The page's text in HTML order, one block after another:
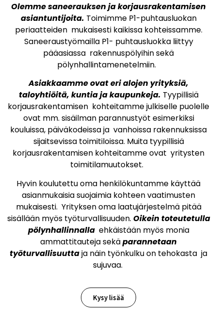
Olemme saneerauksen ja korjausrakentamisen
asiantuntijoita. Toimimme P1-puhtausluokan
periaatteiden mukaisesti kaikissa kohteissamme.
Saneeraustyömailla P1- puhtausluokka liittyy
pääasiassa rakennuspölyihin sekä
pölynhallintamenetelmiin.
Asiakkaamme ovat eri alojen yrityksiä,
taloyhtiöitä, kuntia ja kaupunkeja. Tyypillisiä
korjausrakentamisen kohteitamme julkiselle puolelle
ovat mm. sisäilman parannustyöt esimerkiksi
kouluissa, päiväkodeissa ja vanhoissa rakennuksissa
sijaitsevissa toimitiloissa. Muita tyypillisiä
korjausrakentamisen kohteitamme ovat yritysten
toimitilamuutokset.
Hyvin koulutettu oma henkilökuntamme käyttää
asianmukaisia suojaimia kohteen vaatimusten
mukaisesti. Yrityksen oma laatujärjestelmä pitää
sisällään myös työturvallisuuden. Oikein toteutetulla
pölynhallinnallaehkäistään myös monia
ammattitauteja sekäparannetaan
työturvallisuuttaja näin työnkulku on tehokasta ja
sujuvaa.
Kysy lisää